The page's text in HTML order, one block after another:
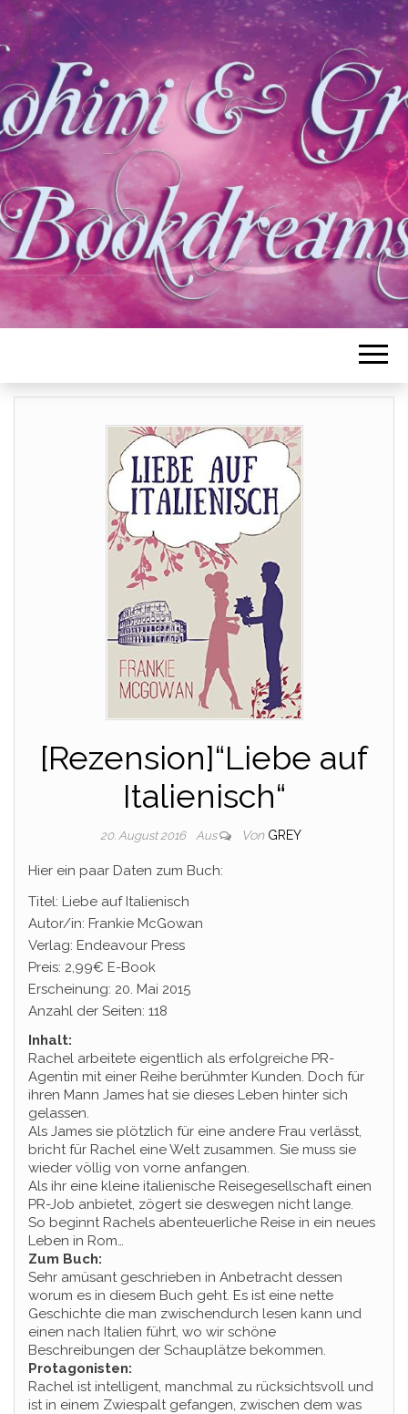
[Rezension]“Liebe auf
Italienisch“
20. August 2016 Aus Von GREY
Hier ein paar Daten zum Buch:
Titel: Liebe auf Italienisch
Autor/in: Frankie McGowan
Verlag: Endeavour Press
Preis: 2,99€ E-Book
Erscheinung: 20. Mai 2015
Anzahl der Seiten: 118
Inhalt:
Rachel arbeitete eigentlich als erfolgreiche PR-
Agentin mit einer Reihe berühmter Kunden. Doch für
ihren Mann James hat sie dieses Leben hinter sich
gelassen.
Als James sie plötzlich für eine andere Frau verlässt,
bricht für Rachel eine Welt zusammen. Sie muss sie
wieder völlig von vorne anfangen.
Als ihr eine kleine italienische Reisegesellschaft einen
PR-Job anbietet, zögert sie deswegen nicht lange.
So beginnt Rachels abenteuerliche Reise in ein neues
Leben in Rom…
Zum Buch:
Sehr amüsant geschrieben in Anbetracht dessen
worum es in diesem Buch geht. Es ist eine nette
Geschichte die man zwischendurch lesen kann und
einen nach Italien führt, wo wir schöne
Beschreibungen der Schauplätze bekommen.
Protagonisten:
Rachel ist intelligent, manchmal zu rücksichtsvoll und
ist in einem Zwiespalt gefangen, zwischen dem was